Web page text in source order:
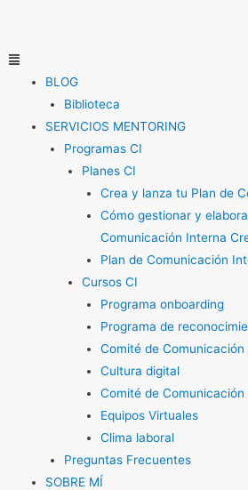
contenido
Menú
BLOG
Biblioteca
SERVICIOS MENTORING
Programas CI
Planes CI
Crea y lanza tu Plan de
Cómo gestionar y
Comunicación Interna
Plan de Comunicación
Cursos CI
Programa onboarding
Programa de
Comité de Comunicación
Cultura digital
Comité de Comunicación
Equipos Virtuales
Clima laboral
Preguntas Frecuentes
SOBRE MÍ